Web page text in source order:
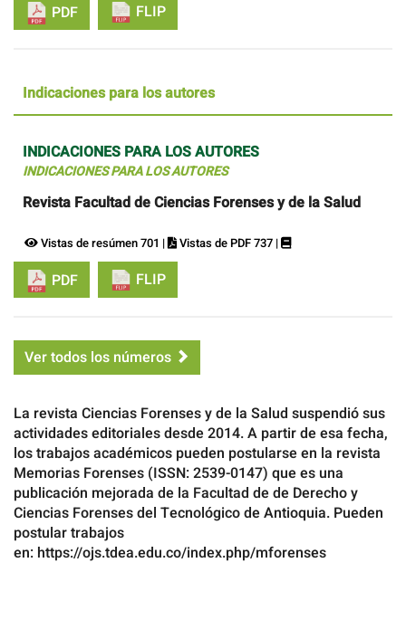
PDF FLIP
Indicaciones para los autores
INDICACIONES PARA LOS AUTORES
INDICACIONES PARA LOS AUTORES
Revista Facultad de Ciencias Forenses y de la Salud
Vistas de resúmen 701 | Vistas de PDF 737 |
PDF FLIP
Ver todos los números
La revista Ciencias Forenses y de la Salud suspendió sus
actividades editoriales desde 2014. A partir de esa fecha,
los trabajos académicos pueden postularse en la revista
Memorias Forenses (ISSN: 2539-0147) que es una
publicación mejorada de la Facultad de de Derecho y
Ciencias Forenses del Tecnológico de Antioquia. Pueden
postular trabajos
en: https://ojs.tdea.edu.co/index.php/mforenses